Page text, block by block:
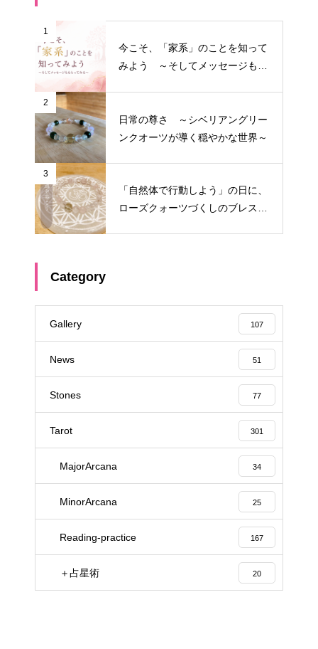
1
今こそ、「家系」のことを知って
みよう ～そしてメッセージもも
2
日常の尊さ ～シベリアングリー
ンクオーツが導く穏やかな世界～
3
「自然体で行動しよう」の日に、
ローズクォーツづくしのブレスを
Category
Gallery 107
News 51
Stones 77
Tarot 301
MajorArcana 34
MinorArcana 25
Reading-practice 167
＋占星術 20